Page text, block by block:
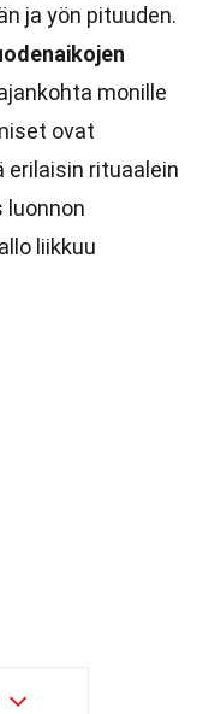
ja yön pituuden.
monille
ovat
rituaalein
luonnon
liikkuu